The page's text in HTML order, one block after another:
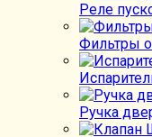
Реле
Фильтры
Ручка